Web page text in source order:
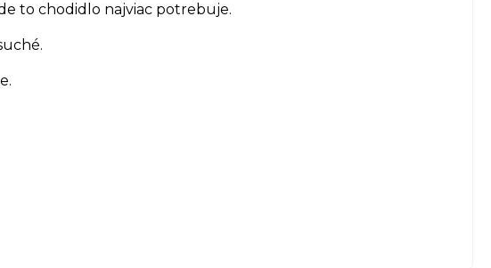
to chodidlo najviac potrebuje.